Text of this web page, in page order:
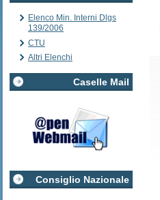
Elenco Min. Interni Dlgs
139/2006
CTU
Altri Elenchi
Caselle Mail
Consiglio Nazionale